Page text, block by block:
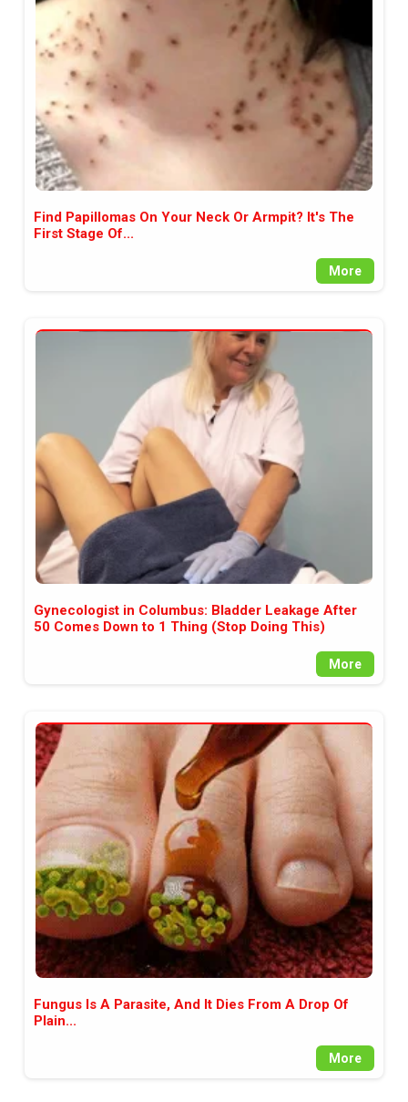
аудитория, затова държим на
прозрачност и коректност от
наша страна. Поднасяме ви
новините такива, каквито са. В
пълния си потенциал.
Find Papillomas On Your Neck Or Armpit? It's The
First Stage Of...
More
Gynecologist in Columbus: Bladder Leakage After
50 Comes Down to 1 Thing (Stop Doing This)
More
Fungus Is A Parasite, And It Dies From A Drop Of
Plain...
More